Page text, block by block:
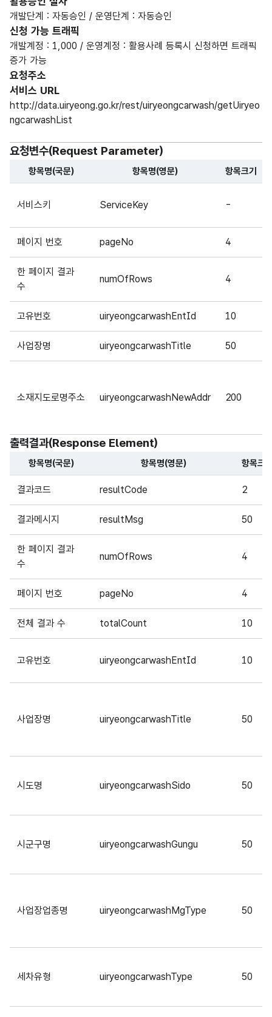
개발단계 : 자동승인 / 운영단계 : 자동승인
신청 가능 트래픽
개발계정 : 1,000 / 운영계정 : 활용사례 등록시 신청하면 트래픽
증가 가능
요청주소
서비스 URL
http://data.uiryeong.go.kr/rest/uiryeongcarwash/getUiryeo
ngcarwashList
요청변수(Request Parameter)
항목명(국문) 항목명(영문) 항목크기
서비스키 ServiceKey -
페이지 번호 pageNo 4
한 페이지 결과
수
numOfRows 4
고유번호 uiryeongcarwashEntId 10
사업장명 uiryeongcarwashTitle 50
소재지도로명주소 uiryeongcarwashNewAddr 200
출력결과(Response Element)
해당 오픈API의 출력결과(Response Element) 항목에 대한
항목명(국문) 항목명(영문) 항목크
결과코드 resultCode 2
결과메시지 resultMsg 50
한 페이지 결과
수
numOfRows 4
페이지 번호 pageNo 4
전체 결과 수 totalCount 10
고유번호 uiryeongcarwashEntId 10
사업장명 uiryeongcarwashTitle 50
시도명 uiryeongcarwashSido 50
시군구명 uiryeongcarwashGungu 50
사업장업종명 uiryeongcarwashMgType 50
세차유형 uiryeongcarwashType 50